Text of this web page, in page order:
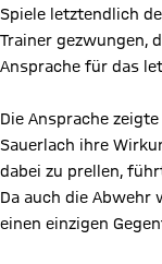
Spiele letztendlich
Trainer gezwungen,
Ansprache für das
Die Ansprache
Sauerlach ihre
dabei zu prellen,
Da auch die Abwehr
einen einzigen